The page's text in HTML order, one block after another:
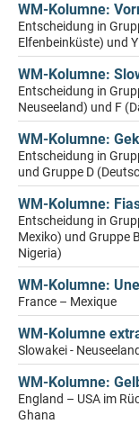
WM-Kolumne:
Entscheidung in
Elfenbeinküste) und
WM-Kolumne:
Entscheidung in
Neuseeland) und F
WM-Kolumne:
Entscheidung in
und Gruppe D
WM-Kolumne:
Entscheidung in
Mexiko) und Gruppe
Nigeria)
WM-Kolumne:
France – Mexique
WM-Kolumne
Slowakei - Neuseeland
WM-Kolumne:
England – USA im
Ghana